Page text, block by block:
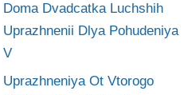
Doma Dvadcatka Luchshih
Uprazhnenii Dlya Pohudeniya
V
Uprazhneniya Ot Vtorogo